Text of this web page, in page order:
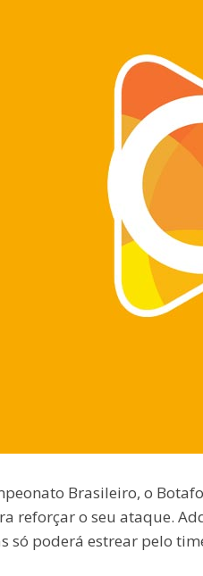
Brasileiro, o
reforçar o seu ataque.
só poderá estrear pelo